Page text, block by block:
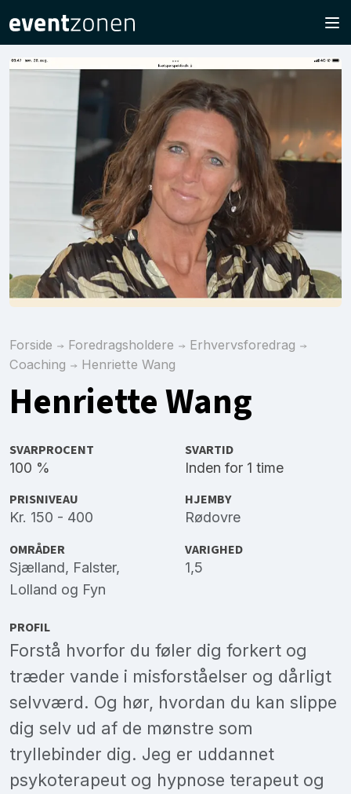
Forside Foredragsholdere
Erhvervsforedrag
Coaching
Henriette Wang
Henriette Wang
SVARPROCENT
100 %
SVARTID
Inden for 1 time
PRISNIVEAU
Kr. 150 - 400
HJEMBY
Rødovre
OMRÅDER
Sjælland, Falster,
Lolland og Fyn
VARIGHED
1,5
PROFIL
Forstå hvorfor du føler dig forkert og
træder vande i misforståelser og dårligt
selvværd. Og hør, hvordan du kan slippe
dig selv ud af de mønstre som
tryllebinder dig. Jeg er uddannet
psykoterapeut og hypnose terapeut og